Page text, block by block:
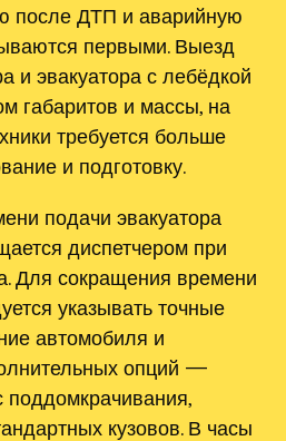
после ДТП и аварийную
первыми. Выезд
и эвакуатора с лебёдкой
габаритов и массы, на
требуется больше
и подготовку.
подачи эвакуатора
диспетчером при
Для сокращения времени
указывать точные
автомобиля и
опций —
поддомкрачивания,
кузовов. В часы